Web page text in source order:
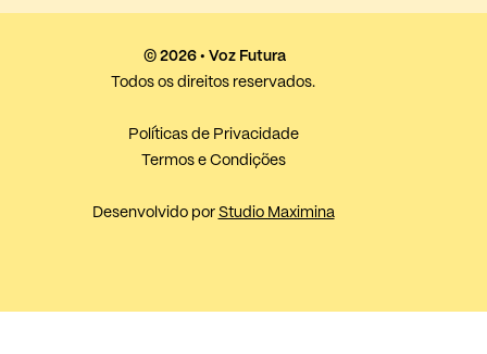
© 2026 • Voz Futura
Todos os direitos reservados.
Políticas de Privacidade
Termos e Condições
Desenvolvido por Studio Maximina